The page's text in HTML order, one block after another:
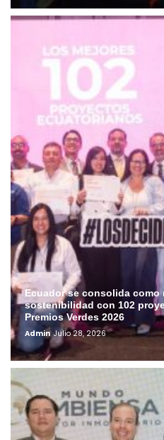
Ecuador se consolida como
sostenibilidad con 102
Premios Verdes 2026
Admin Julio 28, 2026